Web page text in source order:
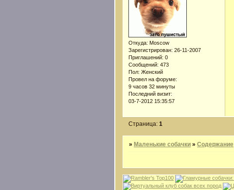
Откуда: Moscow
Зарегистрирован: 26-11-2007
Приглашений: 0
Сообщений: 473
Пол: Женский
Провел на форуме:
9 часов 32 минуты
Последний визит:
03-7-2012 15:35:57
Страница:1
» Маленькие собачки »Содержание